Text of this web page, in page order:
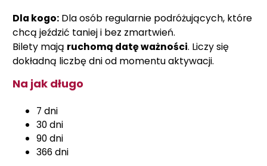
Dla kogo: Dla osób regularnie podróżujących, które
chcą jeździć taniej i bez zmartwień.
Bilety mają ruchomą datę ważności. Liczy się
dokładną liczbę dni od momentu aktywacji.
Na jak długo
7 dni
30 dni
90 dni
366 dni